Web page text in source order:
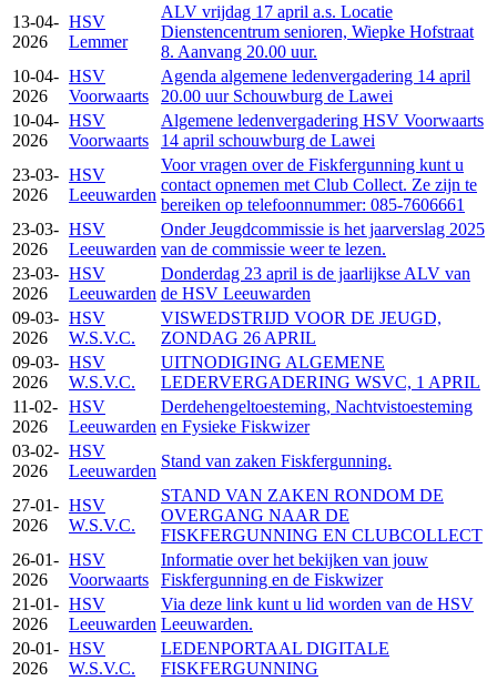
13-04-
2026
HSV
Lemmer
ALV vrijdag 17 april a.s. Locatie
Dienstencentrum senioren, Wiepke Hofstraat
8. Aanvang 20.00 uur.
10-04-
2026
HSV
Voorwaarts
Agenda algemene ledenvergadering 14 april
20.00 uur Schouwburg de Lawei
10-04-
2026
HSV
Voorwaarts
Algemene ledenvergadering HSV Voorwaarts
14 april schouwburg de Lawei
23-03-
2026
HSV
Leeuwarden
Voor vragen over de Fiskfergunning kunt u
contact opnemen met Club Collect. Ze zijn te
bereiken op telefoonnummer: 085-7606661
23-03-
2026
HSV
Leeuwarden
Onder Jeugdcommissie is het jaarverslag 2025
van de commissie weer te lezen.
23-03-
2026
HSV
Leeuwarden
Donderdag 23 april is de jaarlijkse ALV van
de HSV Leeuwarden
09-03-
2026
HSV
W.S.V.C.
VISWEDSTRIJD VOOR DE JEUGD,
ZONDAG 26 APRIL
09-03-
2026
HSV
W.S.V.C.
UITNODIGING ALGEMENE
LEDERVERGADERING WSVC, 1 APRIL
11-02-
2026
HSV
Leeuwarden
Derdehengeltoesteming, Nachtvistoesteming
en Fysieke Fiskwizer
03-02-
2026
HSV
Leeuwarden
Stand van zaken Fiskfergunning.
27-01-
2026
HSV
W.S.V.C.
STAND VAN ZAKEN RONDOM DE
OVERGANG NAAR DE
FISKFERGUNNING EN CLUBCOLLECT
26-01-
2026
HSV
Voorwaarts
Informatie over het bekijken van jouw
Fiskfergunning en de Fiskwizer
21-01-
2026
HSV
Leeuwarden
Via deze link kunt u lid worden van de HSV
Leeuwarden.
20-01-
2026
HSV
W.S.V.C.
LEDENPORTAAL DIGITALE
FISKFERGUNNING